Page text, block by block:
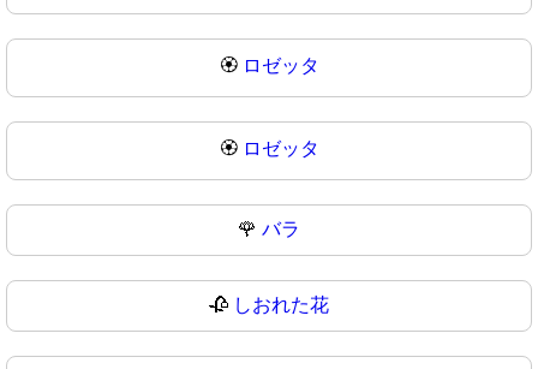
🏵️ ロゼッタ
🏵 ロゼッタ
🌹 バラ
🥀 しおれた花